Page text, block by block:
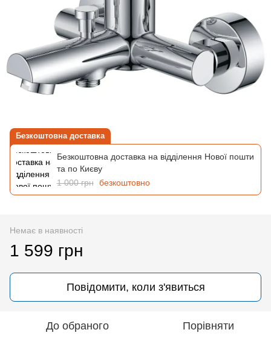
Безкоштовна доставка
Безкоштовна доставка на відділення Нової пошти
та по Києву
1 000 грн безкоштовно
Немає в наявності
1 599 грн
Повідомити, коли з'явиться
До обраного Порівняти